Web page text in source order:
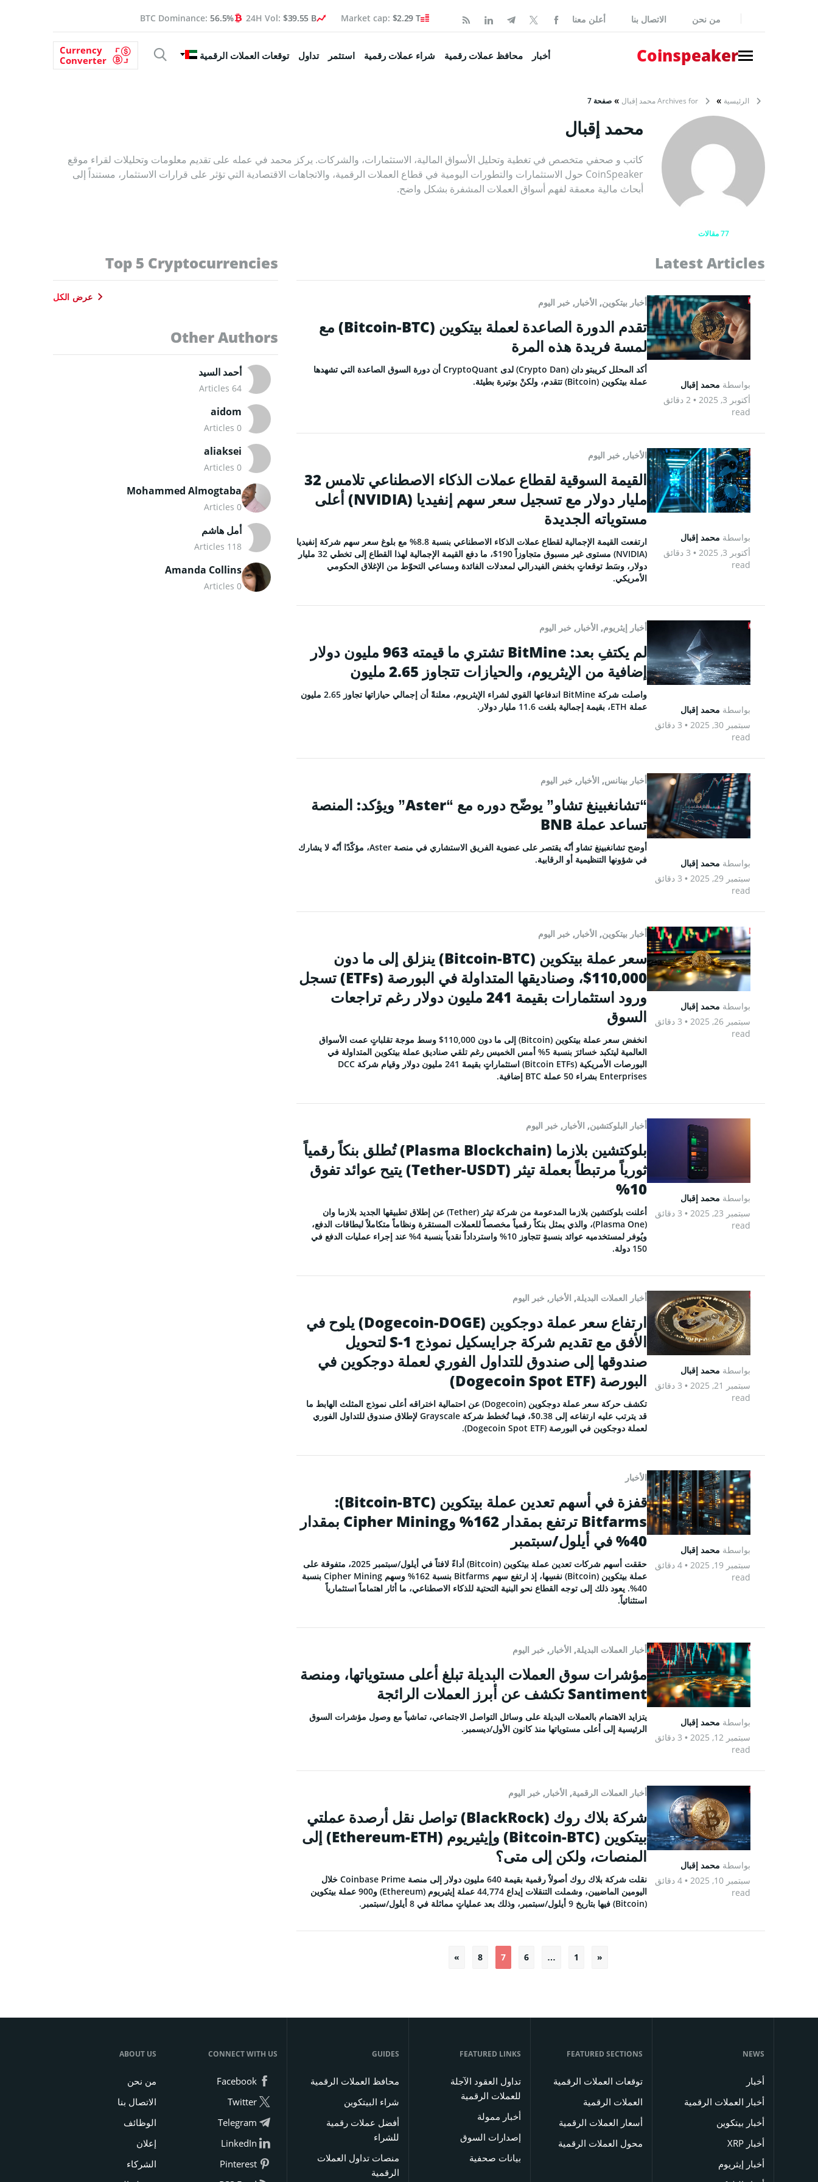
Coinspeaker
أخبار
بيانات صحفية
أخبار ممولة
أفضل عملات رقمية للشراء
أفضل منصات تداول العملات الرقمية
تداول العقود الآجلة للعملات الرقمية
TOOLS
سعر Solana اليوم
سعر XRP اليوم
محول العملات الرقمية
COMPANY
الاتصال بنا
الوظائف
السياسة التحريرية
سياسة الخصوصية
الشروط والأحكام
LinkedIn
Market cap: $2.29 T
24H Vol: $39.55 B
BTC Dominance:56.5% من نحن الاتصال بنا أعلن معنا
Coinspeaker أخبار محافظ عملات رقمية شراء عملات رقمية استثمر تداول توقعات العملات الرقمية
Currency
Converter
الرئيسية » Archives for محمد إقبال » صفحة 7
77 مقالات
محمد إقبال
كاتب و صحفي متخصص في تغطية وتحليل الأسواق المالية، الاستثمارات، والشركات. يركز محمد في عمله على تقديم معلومات وتحليلات لقراء موقع
CoinSpeaker حول الاستثمارات والتطورات اليومية في قطاع العملات الرقمية، والاتجاهات الاقتصادية التي تؤثر على قرارات الاستثمار، مستنداً إلى
أبحاث مالية معمقة لفهم أسواق العملات المشفرة بشكل واضح.
Top 5 Cryptocurrencies
عرض الكل
Other Authors
أحمد السيد
64 Articles
aidom
0 Articles
aliaksei
0 Articles
Mohammed Almogtaba
0 Articles
أمل هاشم
118 Articles
Amanda Collins
0 Articles
Latest Articles
بواسطة محمد إقبال
أكتوبر 3, 2025
• 2 دقائق
read
أخبار بيتكوين, الأخبار , خبر اليوم
تقدم الدورة الصاعدة لعملة بيتكوين (Bitcoin-BTC) مع
لمسة فريدة هذه المرة
أكد المحلل كريبتو دان (Crypto Dan) لدى CryptoQuant أن دورة السوق الصاعدة التي تشهدها
عملة بيتكوين (Bitcoin) تتقدم، ولكنْ بوتيرة بطيئة.
بواسطة محمد إقبال
أكتوبر 3, 2025
• 3 دقائق
read
الأخبار , خبر اليوم
القيمة السوقية لقطاع عملات الذكاء الاصطناعي تلامس 32
مليار دولار مع تسجيل سعر سهم إنفيديا (NVIDIA) أعلى
مستوياته الجديدة
ارتفعت القيمة الإجمالية لقطاع عملات الذكاء الاصطناعي بنسبة 8.8% مع بلوغ سعر سهم شركة إنفيديا
(NVIDIA) مستوى غير مسبوق متجاوزاً 190$، ما دفع القيمة الإجمالية لهذا القطاع إلى تخطي 32 مليار
دولار، وسَط توقعاتٍ بخفض الفيدرالي لمعدلات الفائدة ومساعي التحوّط من الإغلاق الحكومي
الأمريكي.
بواسطة محمد إقبال
سبتمبر 30, 2025
• 3 دقائق
read
أخبار إيثريوم, الأخبار , خبر اليوم
لم يكتفِ بعد: BitMine تشتري ما قيمته 963 مليون دولار
إضافية من الإيثريوم، والحيازات تتجاوز 2.65 مليون
واصلت شركة BitMine اندفاعها القوي لشراء الإيثريوم، معلنةً أن إجمالي حيازاتها تجاوز 2.65 مليون
عملة ETH، بقيمة إجمالية بلغت 11.6 مليار دولار.
بواسطة محمد إقبال
سبتمبر 29, 2025
• 3 دقائق
read
أخبار بينانس, الأخبار , خبر اليوم
“تشانغبينغ تشاو” يوضّح دوره مع “Aster” ويؤكد: المنصة
تساعد عملة BNB
أوضح تشانغبينغ تشاو أنّه يقتصر على عضوية الفريق الاستشاري في منصة Aster، مؤكّدًا أنّه لا يشارك
في شؤونها التنظيمية أو الرقابية.
بواسطة محمد إقبال
سبتمبر 26, 2025
• 3 دقائق
read
أخبار بيتكوين, الأخبار , خبر اليوم
سعر عملة بيتكوين (Bitcoin-BTC) ينزلق إلى ما دون
110,000$، وصناديقها المتداولة في البورصة (ETFs) تسجل
ورود استثمارات بقيمة 241 مليون دولار رغم تراجعات
السوق
انخفض سعر عملة بيتكوين (Bitcoin) إلى ما دون 110,000$ وسط موجة تقلباتٍ عمت الأسواق
العالمية ليتكبد خسائرَ بنسبة 5% أمس الخميس رغم تلقي صناديق عملة بيتكوين المتداولة في
البورصات الأمريكية (Bitcoin ETFs) استثماراتٍ بقيمةَ 241 مليون دولار وقيام شركة DCC
Enterprises بشراء 50 عملة BTC إضافية.
بواسطة محمد إقبال
سبتمبر 23, 2025
• 3 دقائق
read
أخبار البلوكتشين, الأخبار , خبر اليوم
بلوكتشين بلازما (Plasma Blockchain) تُطلق بنكاً رقمياً
ثورياً مرتبطاً بعملة تيثر (Tether-USDT) يتيح عوائد تفوق
10%
أعلنت بلوكتشين بلازما المدعومة من شركة تيثر (Tether) عن إطلاق تطبيقها الجديد بلازما وان
(Plasma One)، والذي يمثل بنكاً رقمياً مخصصاً للعملات المستقرة ونظاماً متكاملاً لبطاقات الدفع،
ويُوفر لمستخدميه عوائد بنسبةٍ تتجاوز 10% واسترداداً نقدياً بنسبة 4% عند إجراء عمليات الدفع في
150 دولة.
بواسطة محمد إقبال
سبتمبر 21, 2025
• 3 دقائق
read
أخبار العملات البديلة, الأخبار , خبر اليوم
ارتفاع سعر عملة دوجكوين (Dogecoin-DOGE) يلوح في
الأفق مع تقديم شركة جرايسكيل نموذج S-1 لتحويل
صندوقها إلى صندوق للتداول الفوري لعملة دوجكوين في
البورصة (Dogecoin Spot ETF)
تكشف حركة سعر عملة دوجكوين (Dogecoin) عن احتمالية اختراقه أعلى نموذج المثلث الهابط ما
قد يترتب عليه ارتفاعه إلى 0.38$، فيما تُخطط شركة Grayscale لإطلاق صندوق للتداول الفوري
لعملة دوجكوين في البورصة (Dogecoin Spot ETF).
بواسطة محمد إقبال
سبتمبر 19, 2025
• 4 دقائق
read
الأخبار
قفزة في أسهم تعدين عملة بيتكوين (Bitcoin-BTC):
Bitfarms ترتفع بمقدار 162% وCipher Mining بمقدار
40% في أيلول/سبتمبر
حققت أسهم شركات تعدين عملة بيتكوين (Bitcoin) أداءً لافتاً في أيلول/سبتمبر 2025، متفوقة على
عملة بيتكوين (Bitcoin) نفسِها، إذ ارتفع سهم Bitfarms بنسبة 162% وسهم Cipher Mining بنسبة
40%. يعود ذلك إلى توجه القطاع نحو البنية التحتية للذكاء الاصطناعي، ما أثار اهتماماً استثمارياً
استثنائياً.
بواسطة محمد إقبال
سبتمبر 12, 2025
• 3 دقائق
read
أخبار العملات البديلة, الأخبار , خبر اليوم
مؤشرات سوق العملات البديلة تبلغ أعلى مستوياتها، ومنصة
Santiment تكشف عن أبرز العملات الرائجة
يتزايد الاهتمام بالعملات البديلة على وسائل التواصل الاجتماعي، تماشياً مع وصول مؤشرات السوق
الرئيسية إلى أعلى مستوياتها منذ كانون الأول/ديسمبر.
بواسطة محمد إقبال
سبتمبر 10, 2025
• 4 دقائق
read
أخبار العملات الرقمية, الأخبار , خبر اليوم
شركة بلاك روك (BlackRock) تواصل نقل أرصدة عملتي
بيتكوين (Bitcoin-BTC) وإيثيريوم (Ethereum-ETH) إلى
المنصات، ولكن إلى متى؟
نقلت شركة بلاك روك أصولاً رقمية بقيمة 640 مليون دولار إلى منصة Coinbase Prime خلال
اليومين الماضيين، وشملت التنقلات إيداع 44,774 عملة إيثيريوم (Ethereum) و900 عملة بيتكوين
(Bitcoin) فيها بتاريخ 9 أيلول/سبتمبر، وذلك بعد عملياتٍ مماثلة في 8 أيلول/سبتمبر.
تعدد
«
1
…
6
7
8
»
NEWS
أخبار
أخبار العملات الرقمية
أخبار بيتكوين
أخبار XRP
أخبار إيثريوم
FEATURED SECTIONS
توقعات العملات الرقمية
العملات الرقمية
أسعار العملات الرقمية
محول العملات الرقمية
FEATURED LINKS
تداول العقود الآجلة
للعملات الرقمية
أخبار ممولة
إصدارات السوق
بيانات صحفية
GUIDES
محافظ العملات الرقمية
شراء البيتكوين
أفضل عملات رقمية
للشراء
منصات تداول العملات
الرقمية
CONNECT WITH US
Facebook
Twitter
Telegram
LinkedIn
Pinterest
ABOUT US
من نحن
الاتصال بنا
الوظائف
إعلان
الشركاء